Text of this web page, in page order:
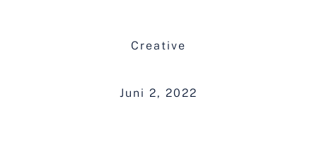
Creative
Juni 2, 2022